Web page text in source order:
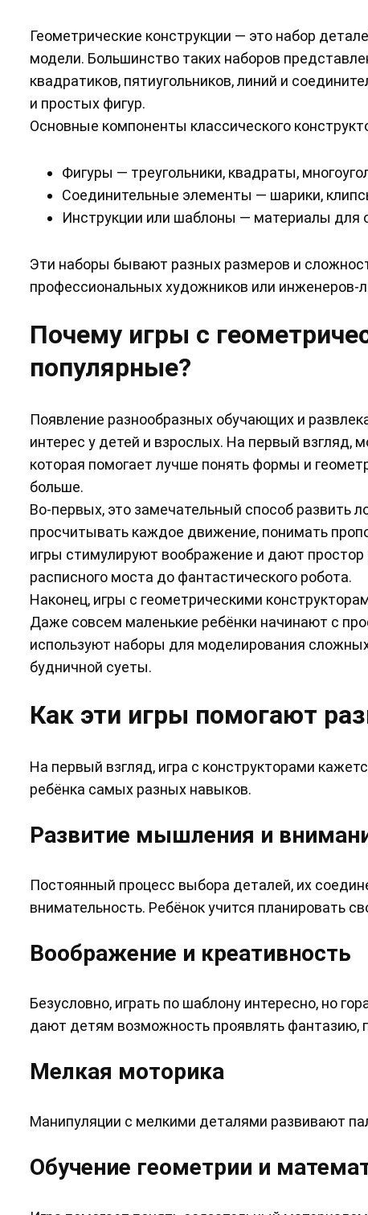
Геометрические конструкции — это набор
модели. Большинство таких наборов
квадратиков, пятиугольников, линий и
и простых фигур.
Основные компоненты классического
Фигуры — треугольники, квадраты,
Соединительные элементы — шарики,
Инструкции или шаблоны — материалы для
Эти наборы бывают разных размеров и
профессиональных художников или инженеров-
Почему игры с
популярные?
Появление разнообразных обучающих и
интерес у детей и взрослых. На первый взгляд,
которая помогает лучше понять формы и
больше.
Во-первых, это замечательный способ развить
просчитывать каждое движение, понимать
игры стимулируют воображение и дают
расписного моста до фантастического робота.
Наконец, игры с геометрическими
Даже совсем маленькие ребёнки начинают с
используют наборы для моделирования
будничной суеты.
Как эти игры помогают
На первый взгляд, игра с конструкторами
ребёнка самых разных навыков.
Развитие мышления и
Постоянный процесс выбора деталей, их
внимательность. Ребёнок учится планировать
Воображение и креативность
Безусловно, играть по шаблону интересно, но
дают детям возможность проявлять фантазию,
Мелкая моторика
Манипуляции с мелкими деталями развивают
Обучение геометрии и